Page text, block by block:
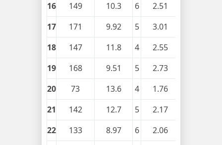
16
149 10.3 6 2.51
17
171 9.92 5 3.01
18
147 11.8 4 2.55
19
168 9.51 5 2.73
20
73 13.6 4 1.76
21
142 12.7 5 2.17
22
133 8.97 6 2.06